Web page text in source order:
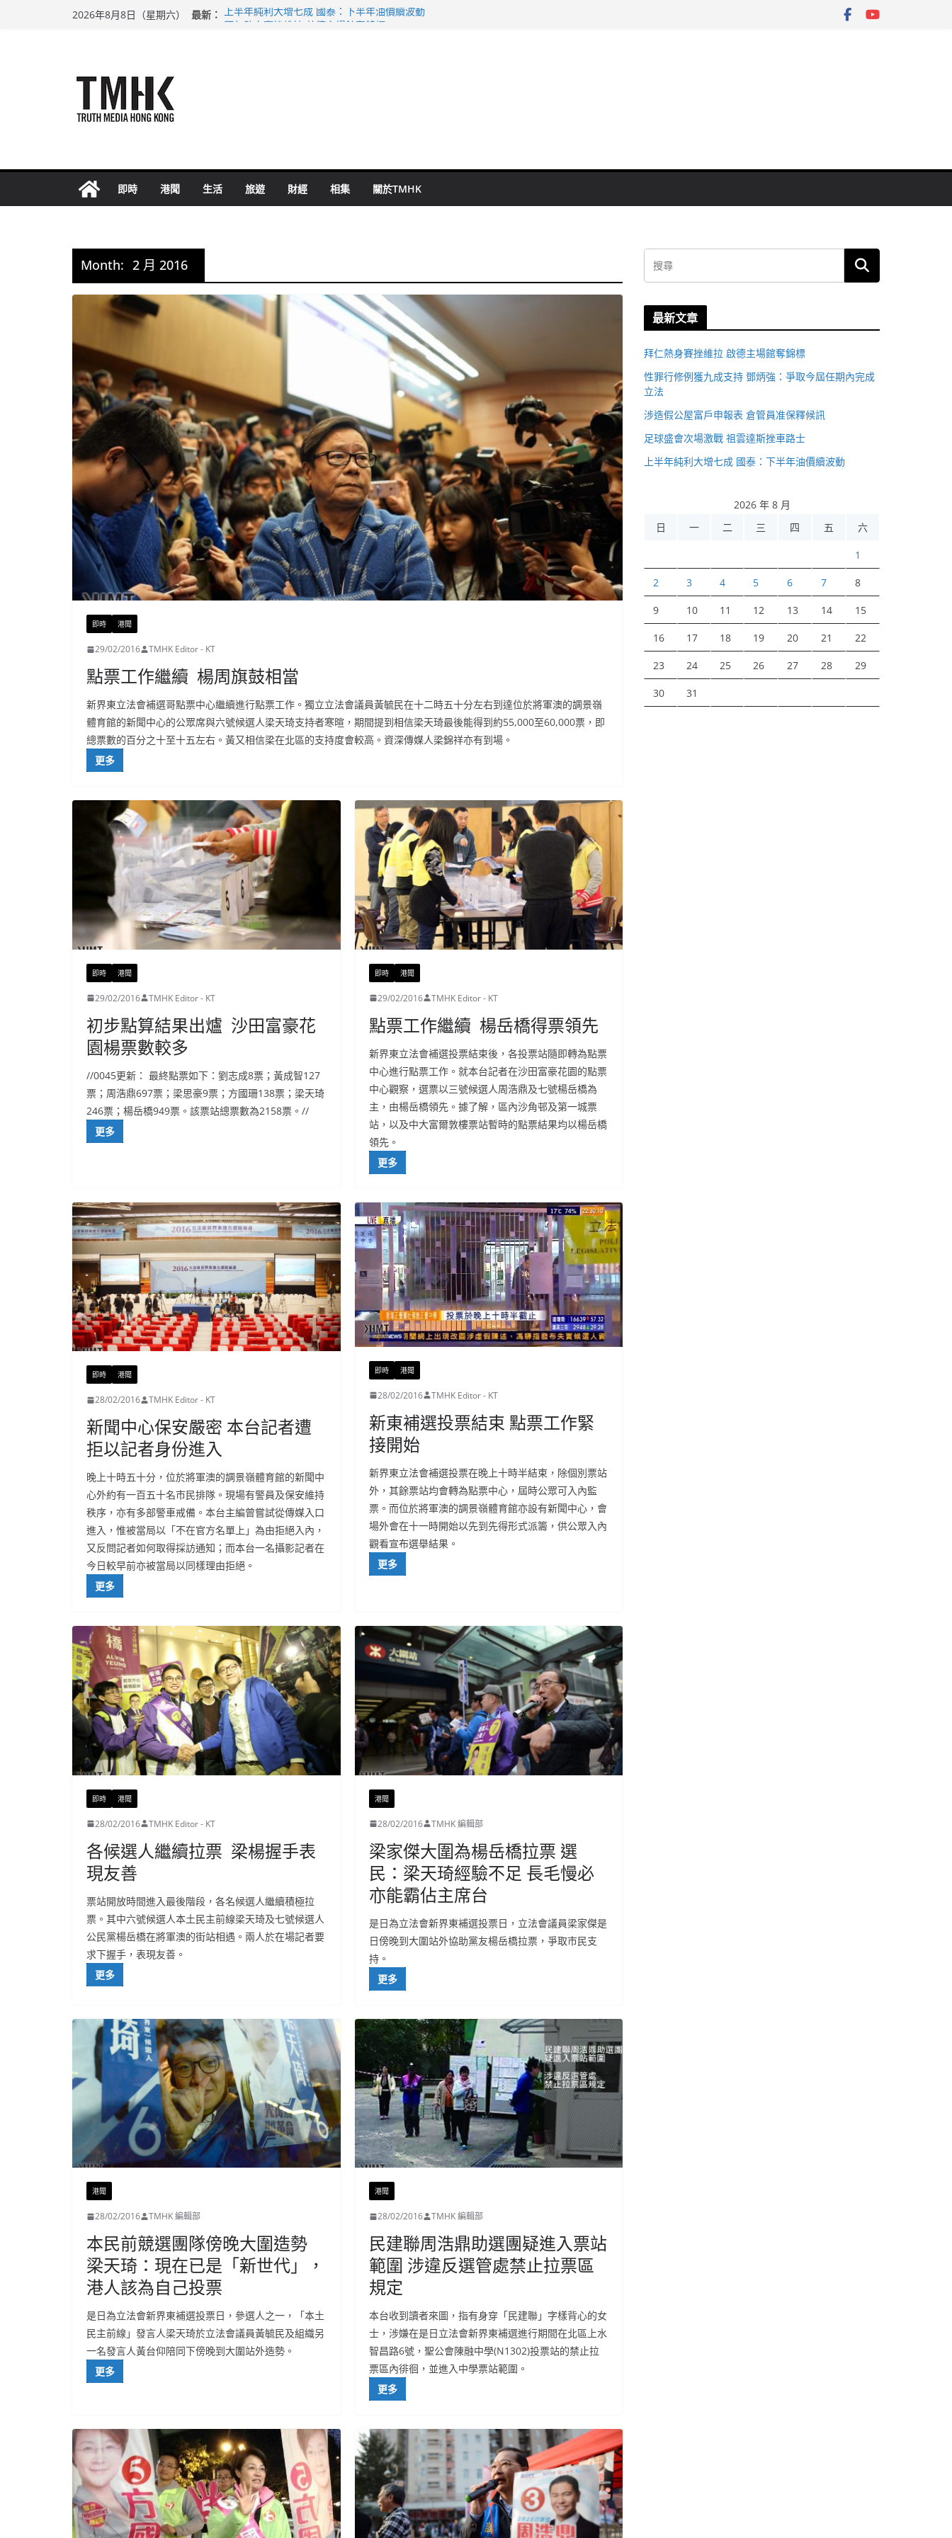
2026年8月8日（星期六） 最新： 上半年純利大增七成 國泰：下半年油價續波動
即時 港聞 生活 旅遊 財經 相集 關於TMHK
Month: 2 月 2016
即時 港聞
29/02/2016 TMHK Editor - KT
點票工作繼續 楊周旗鼓相當
新界東立法會補選哥點票中心繼續進行點票工作。獨立立法會議員黃毓民在十二時五十分左右到達位於將軍澳的調景嶺
體育館的新聞中心的公眾席與六號候選人梁天琦支持者寒暄，期間提到相信梁天琦最後能得到約55,000至60,000票，即
總票數的百分之十至十五左右。黃又相信梁在北區的支持度會較高。資深傳媒人梁錦祥亦有到場。
更多
即時 港聞
29/02/2016 TMHK Editor - KT
初步點算結果出爐 沙田富豪花
園楊票數較多
//0045更新： 最終點票如下：劉志成8票；黃成智127
票；周浩鼎697票；梁思豪9票；方國珊138票；梁天琦
246票；楊岳橋949票。該票站總票數為2158票。//
更多
即時 港聞
29/02/2016 TMHK Editor - KT
點票工作繼續 楊岳橋得票領先
新界東立法會補選投票結束後，各投票站隨即轉為點票
中心進行點票工作。就本台記者在沙田富豪花園的點票
中心觀察，選票以三號候選人周浩鼎及七號楊岳橋為
主，由楊岳橋領先。據了解，區內沙角邨及第一城票
站，以及中大富爾敦樓票站暫時的點票結果均以楊岳橋
領先。
更多
即時 港聞
28/02/2016 TMHK Editor - KT
新聞中心保安嚴密 本台記者遭
拒以記者身份進入
晚上十時五十分，位於將軍澳的調景嶺體育館的新聞中
心外約有一百五十名市民排隊。現場有警員及保安維持
秩序，亦有多部警車戒備。本台主編曾嘗試從傳媒入口
進入，惟被當局以「不在官方名單上」為由拒絕入內，
又反問記者如何取得採訪通知；而本台一名攝影記者在
今日較早前亦被當局以同樣理由拒絕。
更多
即時 港聞
28/02/2016 TMHK Editor - KT
新東補選投票結束 點票工作緊
接開始
新界東立法會補選投票在晚上十時半結束，除個別票站
外，其餘票站均會轉為點票中心，屆時公眾可入內監
票。而位於將軍澳的調景嶺體育館亦設有新聞中心，會
場外會在十一時開始以先到先得形式派籌，供公眾入內
觀看宣布選舉結果。
更多
即時 港聞
28/02/2016 TMHK Editor - KT
各候選人繼續拉票 梁楊握手表
現友善
票站開放時間進入最後階段，各名候選人繼續積極拉
票。其中六號候選人本土民主前線梁天琦及七號候選人
公民黨楊岳橋在將軍澳的街站相遇。兩人於在場記者要
求下握手，表現友善。
更多
港聞
28/02/2016 TMHK 編輯部
梁家傑大圍為楊岳橋拉票 選
民：梁天琦經驗不足 長毛慢必
亦能霸佔主席台
是日為立法會新界東補選投票日，立法會議員梁家傑是
日傍晚到大圍站外協助黨友楊岳橋拉票，爭取市民支
持。
更多
港聞
28/02/2016 TMHK 編輯部
本民前競選團隊傍晚大圍造勢
梁天琦：現在已是「新世代」，
港人該為自己投票
是日為立法會新界東補選投票日，參選人之一，「本土
民主前線」發言人梁天琦於立法會議員黃毓民及組織另
一名發言人黃台仰陪同下傍晚到大圍站外造勢。
更多
港聞
28/02/2016 TMHK 編輯部
民建聯周浩鼎助選團疑進入票站
範圍 涉違反選管處禁止拉票區
規定
本台收到讀者來圖，指有身穿「民建聯」字樣背心的女
士，涉嫌在是日立法會新界東補選進行期間在北區上水
智昌路6號，聖公會陳融中學(N1302)投票站的禁止拉
票區內徘徊，並進入中學票站範圍。
更多
最新文章
拜仁熱身賽挫維拉 啟德主場館奪錦標
性罪行修例獲九成支持 鄧炳強：爭取今屆任期內完成
立法
涉造假公屋富戶申報表 倉管員准保釋候訊
足球盛會次場激戰 祖雲達斯挫車路士
上半年純利大增七成 國泰：下半年油價續波動
2026 年 8 月
日
一 二 三 四 五 六
1
2 3 4 5 6 7 8
9 10 11 12 13 14 15
16 17 18 19 20 21 22
23 24 25 26 27 28 29
30 31